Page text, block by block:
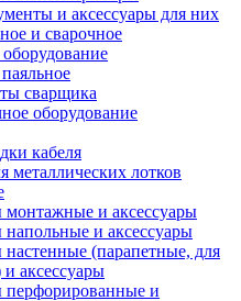
и аксессуары для них
и сварочное
сварщика
оборудование
кабеля
металлических лотков
монтажные и аксессуары
и аксессуары
(парапетные, для
аксессуары
перфорированные и